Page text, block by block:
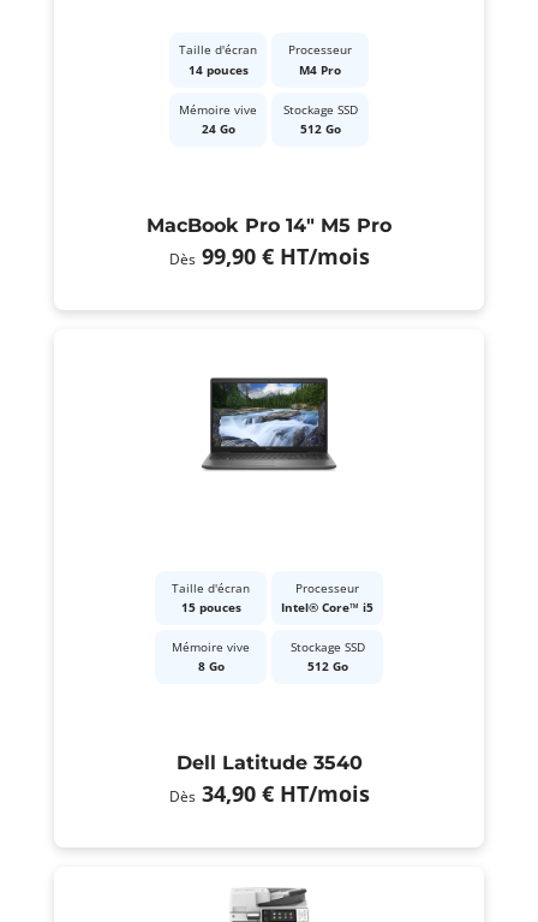
Taille d'écran
14 pouces
Processeur
M4 Pro
Mémoire vive
24 Go
Stockage SSD
512 Go
MacBook Pro 14" M5 Pro
Dès 99,90 € HT/mois
Taille d'écran
15 pouces
Processeur
Intel® Core™ i5
Mémoire vive
8 Go
Stockage SSD
512 Go
Dell Latitude 3540
Dès 34,90 € HT/mois